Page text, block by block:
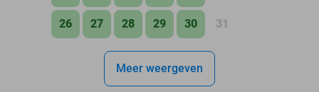
26 27 28 29 30 31
Meer weergeven